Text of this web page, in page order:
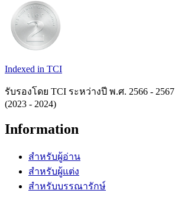
Indexed in TCI
รับรองโดย TCI ระหว่างปี พ.ศ. 2566 - 2567
(2023 - 2024)
Information
สำหรับผู้อ่าน
สำหรับผู้แต่ง
สำหรับบรรณารักษ์